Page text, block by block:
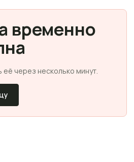
временно
через несколько минут.